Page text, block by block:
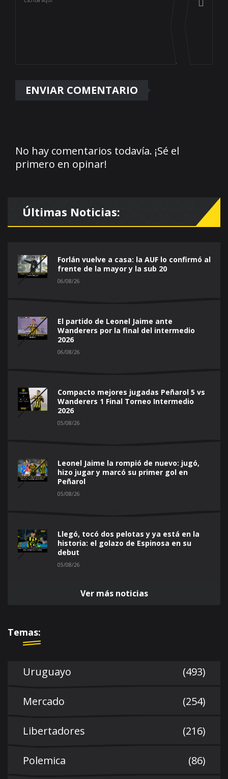
No hay comentarios todavía. ¡Sé el
primero en opinar!
Últimas Noticias:
Forlán vuelve a casa: la AUF lo confirmó al
frente de la mayor y la sub 20
06/08/26
El partido de Leonel Jaime ante
Wanderers por la final del intermedio
2026
06/08/26
Compacto mejores jugadas Peñarol 5 vs
Wanderers 1 Final Torneo Intermedio
2026
05/08/26
Leonel Jaime la rompió de nuevo: jugó,
hizo jugar y marcó su primer gol en
Peñarol
05/08/26
Llegó, tocó dos pelotas y ya está en la
historia: el golazo de Espinosa en su
debut
05/08/26
Ver más noticias
Temas:
Uruguayo (493)
Mercado (254)
Libertadores (216)
Polemica (86)